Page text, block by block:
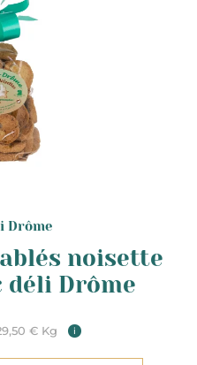
Drôme
noisette
déli Drôme
€ Kg i